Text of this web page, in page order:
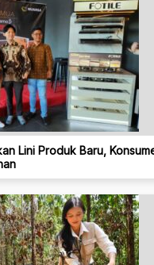
Lini Produk Baru,